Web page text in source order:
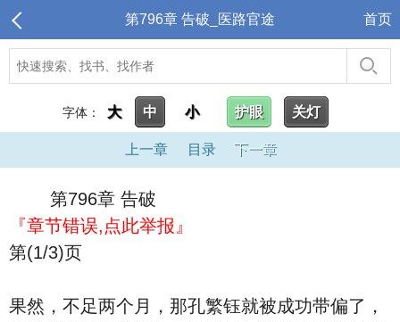
第796章 告破_医路官途 首页
字体： 大 中 小 护眼 关灯
上一章 目录 下一章
第796章 告破
『章节错误,点此举报』
第(1/3)页
果然，不足两个月，那孔繁钰就被成功带偏了，